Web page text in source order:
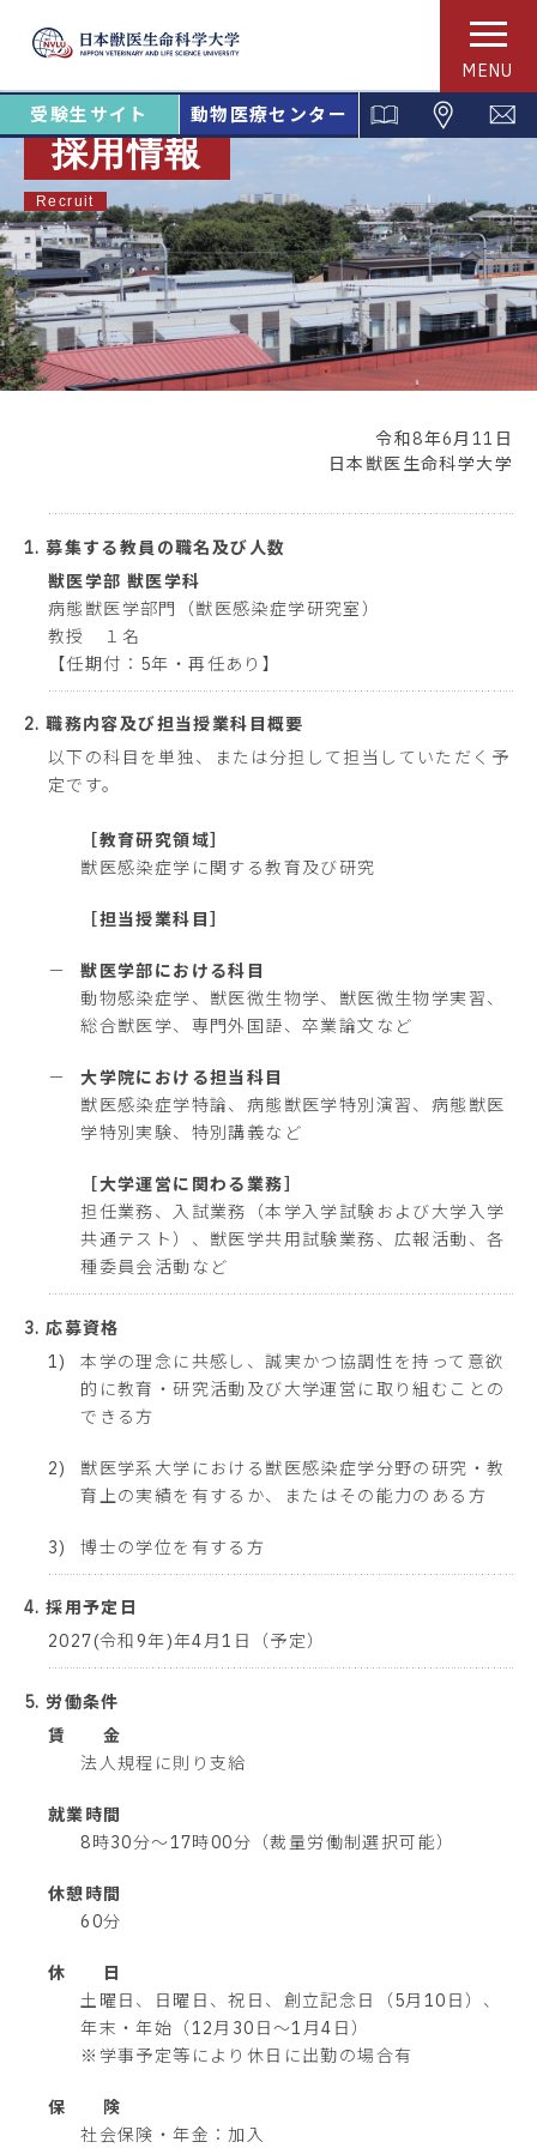
MENU
受験生サイト 動物医療センター
採用情報
Recruit
令和8年6月11日
日本獣医生命科学大学
1. 募集する教員の職名及び人数
獣医学部 獣医学科
病態獣医学部門（獣医感染症学研究室）
教授 １名
【任期付：5年・再任あり】
2. 職務内容及び担当授業科目概要
以下の科目を単独、または分担して担当していただく予
定です。
［教育研究領域］
獣医感染症学に関する教育及び研究
［担当授業科目］
－
獣医学部における科目
動物感染症学、獣医微生物学、獣医微生物学実習、
総合獣医学、専門外国語、卒業論文など
－
大学院における担当科目
獣医感染症学特論、病態獣医学特別演習、病態獣医
学特別実験、特別講義など
［大学運営に関わる業務］
担任業務、入試業務（本学入学試験および大学入学
共通テスト）、獣医学共用試験業務、広報活動、各
種委員会活動など
3. 応募資格
1)
本学の理念に共感し、誠実かつ協調性を持って意欲
的に教育・研究活動及び大学運営に取り組むことの
できる方
2)
獣医学系大学における獣医感染症学分野の研究・教
育上の実績を有するか、またはその能力のある方
3) 博士の学位を有する方
4. 採用予定日
2027(令和9年)年4月1日（予定）
5. 労働条件
賃 金
法人規程に則り支給
就業時間
8時30分～17時00分（裁量労働制選択可能）
休憩時間
60分
休 日
土曜日、日曜日、祝日、創立記念日（5月10日）、
年末・年始（12月30日～1月4日）
※学事予定等により休日に出勤の場合有
保 険
社会保険・年金：加入